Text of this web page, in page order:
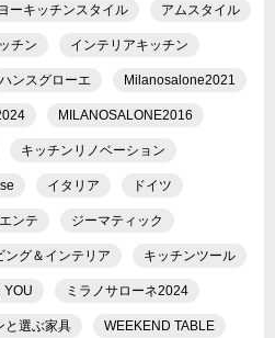
ーキッチンスタイル アムスタイル
チン インテリアキッチン
ハンスグローエ Milanosalone2021
MILANOSALONE2016
キッチンリノベーション
イタリア ドイツ
ンテ ジーマティック
ング＆インテリア キッチンツール
YOU ミラノサローネ2024
と選ぶ家具 WEEKEND TABLE